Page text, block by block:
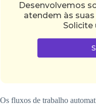
Desenvolvemos
atendem às
Solicite
Os fluxos de trabalho